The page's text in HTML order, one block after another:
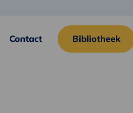
Contact Bibliotheek